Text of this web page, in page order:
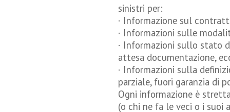
sinistri per:
· Informazione sul
· Informazioni sulle
· Informazioni sullo stato
attesa documentazione,
· Informazioni sulla
parziale, fuori garanzia di
Ogni informazione è
(o chi ne fa le veci o i suoi